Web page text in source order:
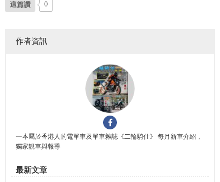
這篇讚 0
作者資訊
一本屬於香港人的電單車及單車雜誌《二輪騎仕》 每月新車介紹，
獨家靚車與報導
最新文章